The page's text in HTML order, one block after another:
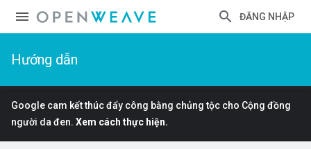
ĐĂNG NHẬP
Hướng dẫn
Google cam kết thúc đẩy công bằng chủng tộc cho Cộng đồng
người da đen. Xem cách thực hiện.